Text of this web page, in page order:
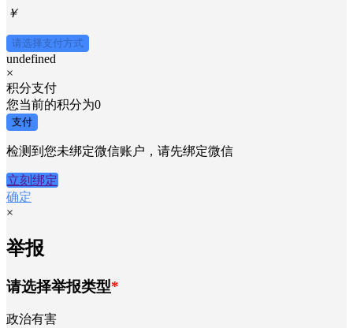
￥
请选择支付方式
undefined
×
积分支付
您当前的积分为0
支付
检测到您未绑定微信账户，请先绑定微信
立刻绑定
确定
×
举报
请选择举报类型*
政治有害